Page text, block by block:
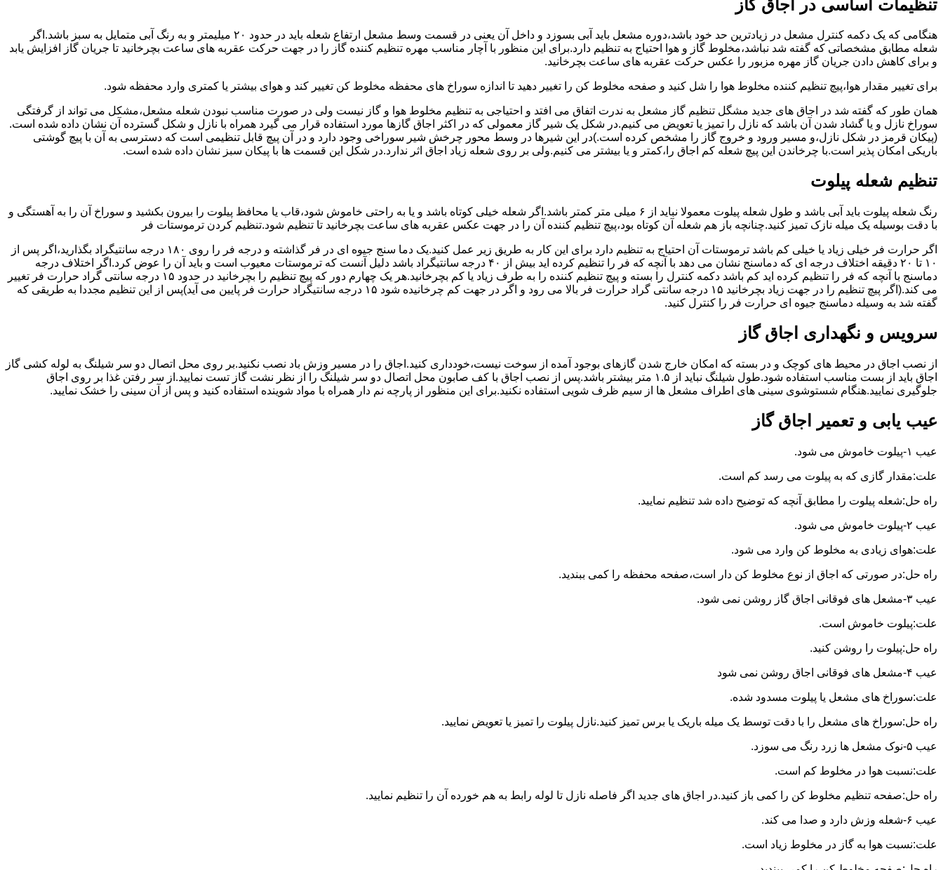
تنظیمات اساسی در اجاق گاز
هنگامی که یک دکمه کنترل مشعل در زیادترین حد خود باشد،دوره مشعل باید آبی بسوزد و داخل آن یعنی در قسمت وسط مشعل ارتفاع شعله باید در حدود ۲۰ میلیمتر و به رنگ آبی متمایل به سبز باشد.اگر
شعله مطابق مشخصاتی که گفته شد نباشد،مخلوط گاز و هوا احتیاج به تنظیم دارد.برای این منظور با آچار مناسب مهره تنظیم کننده گاز را در جهت حرکت عقربه های ساعت بچرخانید تا جریان گاز افزایش یابد
و برای کاهش دادن جریان گاز مهره مزبور را عکس حرکت عقربه های ساعت بچرخانید.
برای تغییر مقدار هوا،پیچ تنظیم کننده مخلوط هوا را شل کنید و صفحه مخلوط کن را تغییر دهید تا اندازه سوراخ های محفظه مخلوط کن تغییر کند و هوای بیشتر یا کمتری وارد محفظه شود.
همان طور که گفته شد در اجاق های جدید مشگل تنظیم گاز مشعل به ندرت اتفاق می افتد و احتیاجی به تنظیم مخلوط هوا و گاز نیست ولی در صورت مناسب نبودن شعله مشعل،مشکل می تواند از گرفتگی
سوراخ نازل و یا گشاد شدن آن باشد که نازل را تمیز یا تعویض می کنیم.در شکل یک شیر گاز معمولی که در اکثر اجاق گازها مورد استفاده قرار می گیرد همراه با نازل و شکل گسترده آن نشان داده شده است.
(پیکان قرمز در شکل نازل،و مسیر ورود و خروج گاز را مشخص کرده است.)در این شیرها در وسط محور چرخش شیر سوراخی وجود دارد و در آن پیچ قابل تنظیمی است که دسترسی به آن با پیچ گوشتی
باریکی امکان پذیر است.با چرخاندن این پیچ شعله کم اجاق را،کمتر و یا بیشتر می کنیم.ولی بر روی شعله زیاد اجاق اثر ندارد.در شکل این قسمت ها با پیکان سبز نشان داده شده است.
تنظیم شعله پیلوت
رنگ شعله پیلوت باید آبی باشد و طول شعله پیلوت معمولا نباید از ۶ میلی متر کمتر باشد.اگر شعله خیلی کوتاه باشد و یا به راحتی خاموش شود،قاب یا محافظ پیلوت را بیرون بکشید و سوراخ آن را به آهستگی و
با دقت بوسیله یک میله نازک تمیز کنید.چنانچه باز هم شعله آن کوتاه بود،پیچ تنظیم کننده آن را در جهت عکس عقربه های ساعت بچرخانید تا تنظیم شود.تنظیم کردن ترموستات فر
اگر حرارت فر خیلی زیاد یا خیلی کم باشد ترموستات آن احتیاج به تنظیم دارد برای این کار به طریق زیر عمل کنید.یک دما سنج جیوه ای در فر گذاشته و درجه فر را روی ۱۸۰ درجه سانتیگراد بگذارید،اگر پس از
۱۰ تا ۲۰ دقیقه اختلاف درجه ای که دماسنج نشان می دهد با آنچه که فر را تنظیم کرده اید بیش از ۴۰ درجه سانتیگراد باشد دلیل آنست که ترموستات معیوب است و باید آن را عوض کرد.اگر اختلاف درجه
دماسنج با آنچه که فر را تنظیم کرده اید کم باشد دکمه کنترل را بسته و پیچ تنظیم کننده را به طرف زیاد یا کم بچرخانید.هر یک چهارم دور که پیچ تنظیم را بچرخانید در حدود ۱۵ درجه سانتی گراد حرارت فر تغییر
می کند.(اگر پیچ تنظیم را در جهت زیاد بچرخانید ۱۵ درجه سانتی گراد حرارت فر بالا می رود و اگر در جهت کم چرخانیده شود ۱۵ درجه سانتیگراد حرارت فر پایین می آید)پس از این تنظیم مجددا به طریقی که
گفته شد به وسیله دماسنج جیوه ای حرارت فر را کنترل کنید.
سرویس و نگهداری اجاق گاز
از نصب اجاق در محیط های کوچک و در بسته که امکان خارج شدن گازهای بوجود آمده از سوخت نیست،خودداری کنید.اجاق را در مسیر وزش باد نصب نکنید.بر روی محل اتصال دو سر شیلنگ به لوله کشی گاز
اجاق باید از بست مناسب استفاده شود.طول شیلنگ نباید از ۱.۵ متر بیشتر باشد.پس از نصب اجاق با کف صابون محل اتصال دو سر شیلنگ را از نظر نشت گاز تست نمایید.از سر رفتن غذا بر روی اجاق
جلوگیری نمایید.هنگام شستوشوی سینی های اطراف مشعل ها از سیم ظرف شویی استفاده نکنید.برای این منظور از پارچه نم دار همراه با مواد شوینده استفاده کنید و پس از آن سینی را خشک نمایید.
عیب یابی و تعمیر اجاق گاز
عیب ۱-پیلوت خاموش می شود.
علت:مقدار گازی که به پیلوت می رسد کم است.
راه حل:شعله پیلوت را مطابق آنچه که توضیح داده شد تنظیم نمایید.
عیب ۲-پیلوت خاموش می شود.
علت:هوای زیادی به مخلوط کن وارد می شود.
راه حل:در صورتی که اجاق از نوع مخلوط کن دار است،صفحه محفظه را کمی ببندید.
عیب ۳-مشعل های فوقانی اجاق گاز روشن نمی شود.
علت:پیلوت خاموش است.
راه حل:پیلوت را روشن کنید.
عیب ۴-مشعل های فوقانی اجاق روشن نمی شود
علت:سوراخ های مشعل یا پیلوت مسدود شده.
راه حل:سوراخ های مشعل را با دقت توسط یک میله باریک یا برس تمیز کنید.نازل پیلوت را تمیز یا تعویض نمایید.
عیب ۵-نوک مشعل ها زرد رنگ می سوزد.
علت:نسبت هوا در مخلوط کم است.
راه حل:صفحه تنظیم مخلوط کن را کمی باز کنید.در اجاق های جدید اگر فاصله نازل تا لوله رابط به هم خورده آن را تنظیم نمایید.
عیب ۶-شعله وزش دارد و صدا می کند.
علت:نسبت هوا به گاز در مخلوط زیاد است.